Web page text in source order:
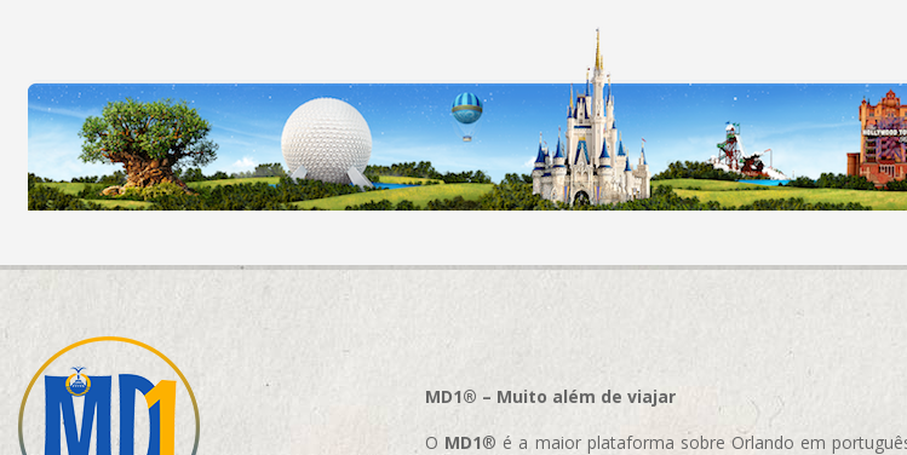
MD1® – Muito além de viajar
O MD1® é a maior plataforma sobre Orlando em